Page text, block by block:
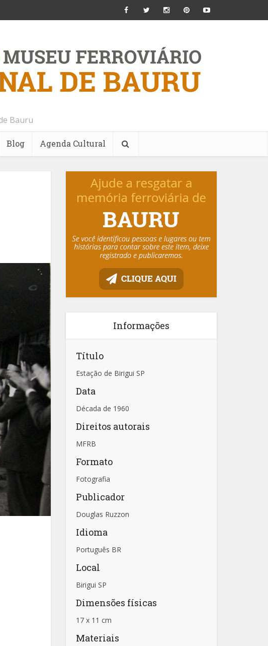
Bauru
Blog Agenda Cultural
Informações
Título
Estação de Birigui SP
Data
Década de 1960
Direitos autorais
MFRB
Formato
Fotografia
Publicador
Douglas Ruzzon
Idioma
Português BR
Local
Birigui SP
Dimensões físicas
17 x 11 cm
Materiais